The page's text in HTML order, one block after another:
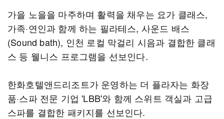
가을 노을을 마주하며 활력을 채우는 요가 클래스,
가족·연인과 함께 하는 필라테스, 사운드 배스
(Sound bath), 인천 로컬 막걸리 시음과 결합한 클래
스 등 웰니스 프로그램을 선보인다.
한화호텔앤드리조트가 운영하는 더 플라자는 화장
품·스파 전문 기업 'LBB'와 함께 스위트 객실과 고급
스파를 결합한 패키지를 선보인다.